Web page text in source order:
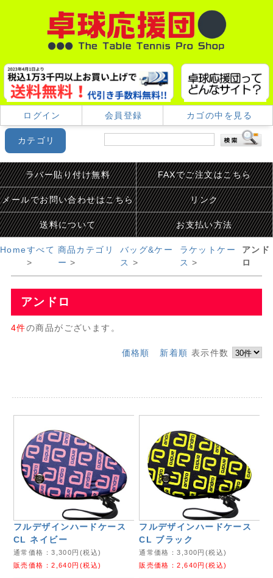
ログイン 会員登録 カゴの中を見る
ラバー貼り付け無料 FAXでご注文はこちら
メールでお問い合わせはこちら リンク
送料について お支払い方法
Homeすべて
>
商品カテゴリ
ー >
バッグ&ケー
ス >
ラケットケー
ス >
アンド
ロ
アンドロ
4件の商品がございます。
価格順 新着順 表示件数
フルデザインハードケース
CL ネイビー
通常価格：3,300円(税込)
販売価格：2,640円(税込)
フルデザインハードケース
CL ブラック
通常価格：3,300円(税込)
販売価格：2,640円(税込)
カテゴリ